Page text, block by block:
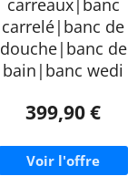
carreaux|banc
carrelé|banc de
douche|banc de
bain|banc wedi
399,90 €